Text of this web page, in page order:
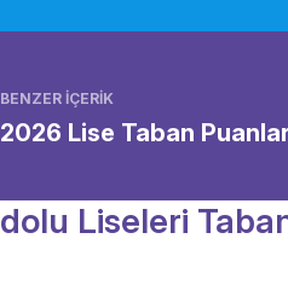
BENZER İÇERİK
2026 Lise Taban
Liseleri